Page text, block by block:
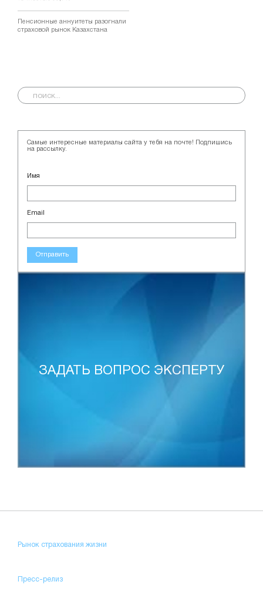
Пенсионные аннуитеты разогнали
страховой рынок Казахстана
Самые интересные материалы сайта у тебя на почте! Подпишись
на рассылку.
Имя
Email
Отправить
ЗАДАТЬ ВОПРОС ЭКСПЕРТУ
Рынок страхования жизни
Пресс-релиз